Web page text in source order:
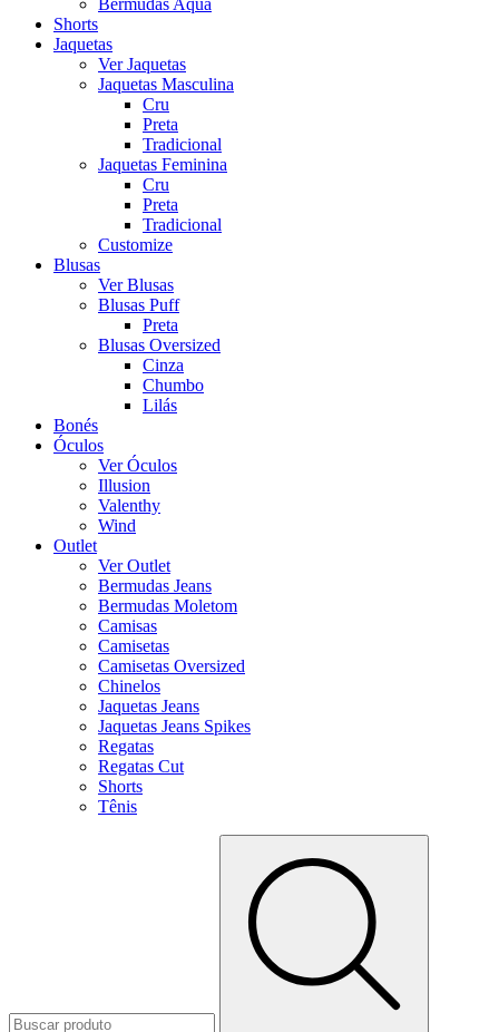
Bermudas Aqua
Shorts
Jaquetas
Ver Jaquetas
Jaquetas Masculina
Cru
Preta
Tradicional
Jaquetas Feminina
Cru
Preta
Tradicional
Customize
Blusas
Ver Blusas
Blusas Puff
Preta
Blusas Oversized
Cinza
Chumbo
Lilás
Bonés
Óculos
Ver Óculos
Illusion
Valenthy
Wind
Outlet
Ver Outlet
Bermudas Jeans
Bermudas Moletom
Camisas
Camisetas
Camisetas Oversized
Chinelos
Jaquetas Jeans
Jaquetas Jeans Spikes
Regatas
Regatas Cut
Shorts
Tênis